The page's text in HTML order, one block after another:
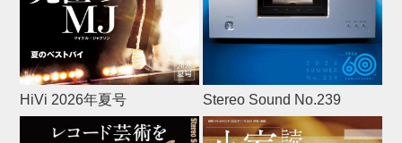
HiVi 2026年夏号 Stereo Sound No.239